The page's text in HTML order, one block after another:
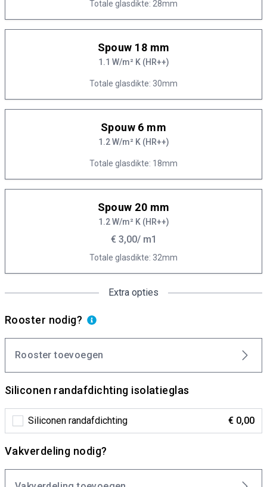
Totale glasdikte: 28mm
Spouw 18 mm
1.1 W/m² K (HR++)
Totale glasdikte: 30mm
Spouw 6 mm
1.2 W/m² K (HR++)
Totale glasdikte: 18mm
Spouw 20 mm
1.2 W/m² K (HR++)
€ 3,00/ m1
Totale glasdikte: 32mm
Extra opties
Rooster nodig?
Rooster toevoegen
Siliconen randafdichting isolatieglas
Siliconen randafdichting € 0,00
Vakverdeling nodig?